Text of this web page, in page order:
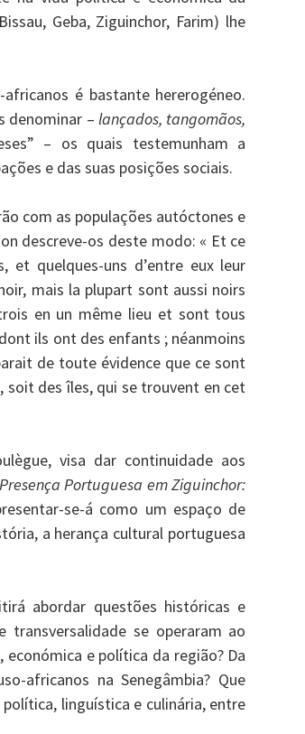
Geba, Ziguinchor, Farim) lhe
é bastante hererogéneo.
denominar –lançados, tangomãos,
– os quais testemunham a
e das suas posições sociais.
com as populações autóctones e
descreve-os deste modo: « Et ce
quelques-uns d’entre eux leur
mais la plupart sont aussi noirs
en un même lieu et sont tous
ils ont des enfants ; néanmoins
de toute évidence que ce sont
des îles, qui se trouvent en cet
visa dar continuidade aos
Portuguesa em Ziguinchor:
se-á como um espaço de
a herança cultural portuguesa
abordar questões históricas e
se operaram ao
e política da região? Da
africanos na Senegâmbia? Que
linguística e culinária, entre